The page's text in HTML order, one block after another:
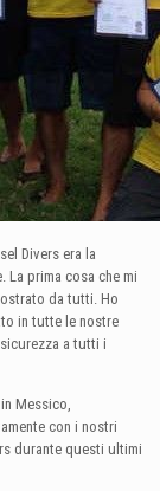
Divers era la
La prima cosa che mi
da tutti. Ho
in tutte le nostre
a tutti i
Messico,
con i nostri
durante questi ultimi